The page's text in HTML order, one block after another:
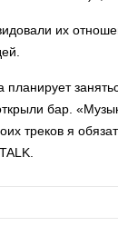
их
бар.
треков я